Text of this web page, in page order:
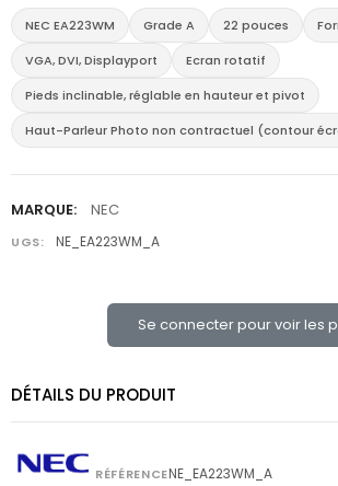
NEC EA223WM Grade A 22 pouces
VGA, DVI, Displayport
Ecran rotatif
Pieds inclinable, réglable en hauteur et pivot
Haut-Parleur Photo non contractuel (contour
MARQUE: NEC
UGS: NE_EA223WM_A
Se connecter pour voir les
DÉTAILS DU PRODUIT
RÉFÉRENCENE_EA223WM_A